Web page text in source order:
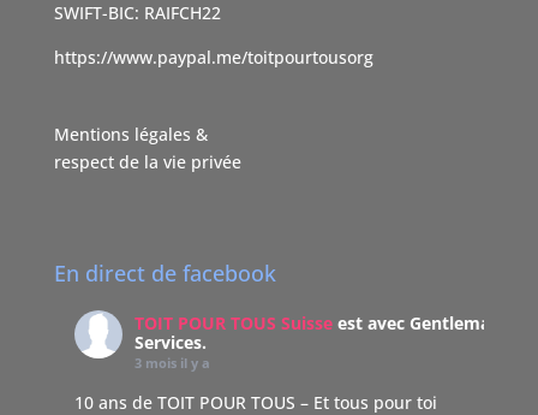
SWIFT-BIC: RAIFCH22
https://www.paypal.me/toitpourtousorg
Mentions légales &
respect de la vie privée
En direct de facebook
TOIT POUR TOUS Suisse est avec Gentleman
Services.
3 mois il y a
10 ans de TOIT POUR TOUS – Et tous pour toi